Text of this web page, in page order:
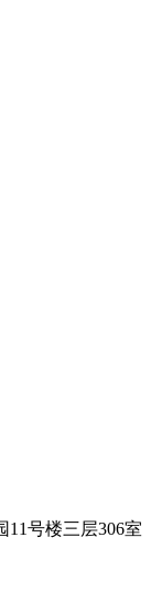
号楼三层306室